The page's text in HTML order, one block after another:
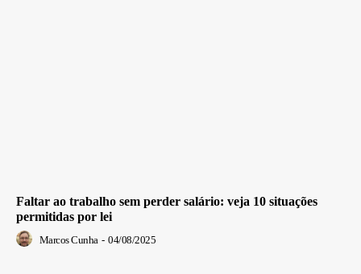
Faltar ao trabalho sem perder salário: veja 10 situações
permitidas por lei
Marcos Cunha - 04/08/2025